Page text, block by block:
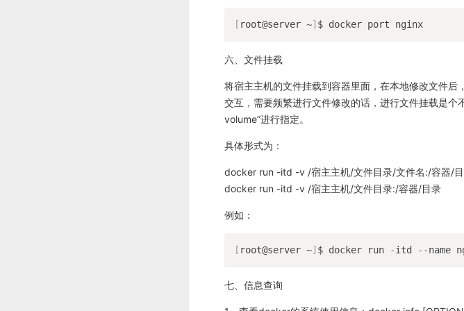
[ root@server ~] $ docker port nginx
六、文件挂载
将宿主主机的文件挂载到容器里面，在本地修改文件
交互，需要频繁进行文件修改的话，进行文件挂载是个
volume”进行指定。
具体形式为：
docker run -itd -v /宿主主机/文件目录/文件名:/容器/
docker run -itd -v /宿主主机/文件目录:/容器/目录
例如：
[ root@server ~] $ docker run -itd --name
七、信息查询